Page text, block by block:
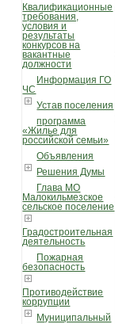
Квалификационные
требования,
условия и
результаты
конкурсов на
вакантные
должности
Информация ГО
ЧС
Устав поселения
программа
«Жилье для
российской семьи»
Объявления
Решения Думы
Глава МО
Малокильмезское
сельское поселение
Градостроительная
деятельность
Пожарная
безопасность
Противодействие
коррупции
Муниципальный